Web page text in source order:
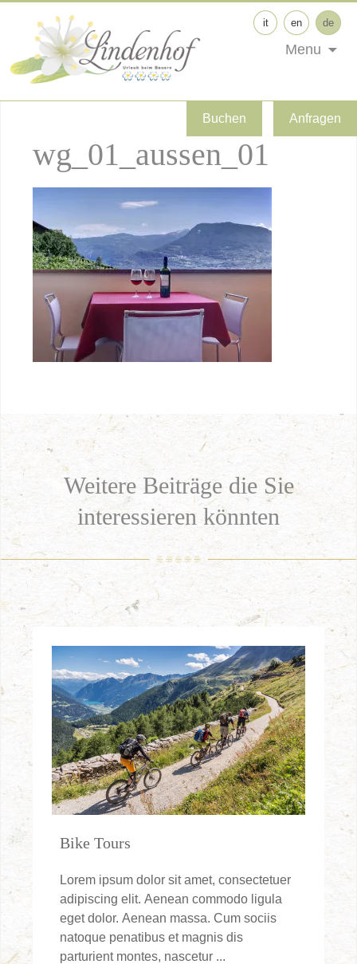
Buchen Anfragen
it en de
Menu
wg_01_aussen_01
Weitere Beiträge die Sie
interessieren könnten
Bike Tours
Lorem ipsum dolor sit amet, consectetuer
adipiscing elit. Aenean commodo ligula
eget dolor. Aenean massa. Cum sociis
natoque penatibus et magnis dis
parturient montes, nascetur ...